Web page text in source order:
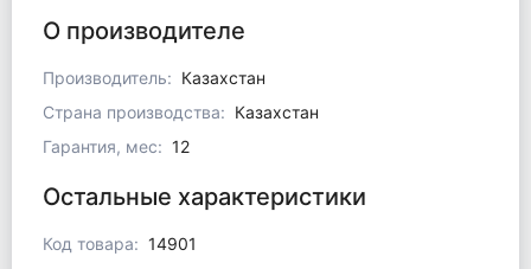
О производителе
Производитель: Казахстан
Страна производства: Казахстан
Гарантия, мес: 12
Остальные характеристики
Код товара: 14901